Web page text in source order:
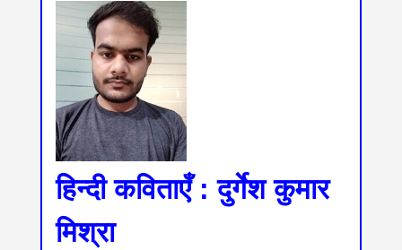
हिन्दी कविताएँ : दुर्गेश कुमार
मिश्रा